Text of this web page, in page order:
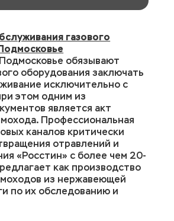
газового
обязывают
оборудования заключать
исключительно с
этом одним из
является акт
Профессиональная
каналов критически
отравлений и
«Росстин» с более чем 20-
как производство
из нержавеющей
по их обследованию и